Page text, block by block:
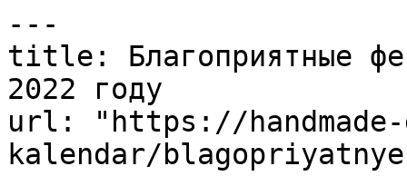
---
title: Благоприятные
2022 году
url: "https://
kalendar/